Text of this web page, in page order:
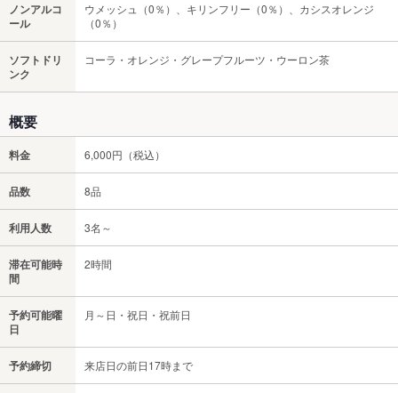
ノンアルコ
ール
ウメッシュ（0％）、キリンフリー（0％）、カシスオレンジ
（0％）
ソフトドリ
ンク
コーラ・オレンジ・グレープフルーツ・ウーロン茶
概要
料金 6,000円（税込）
品数 8品
利用人数 3名～
滞在可能時
間
2時間
予約可能曜
日
月～日・祝日・祝前日
予約締切 来店日の前日17時まで